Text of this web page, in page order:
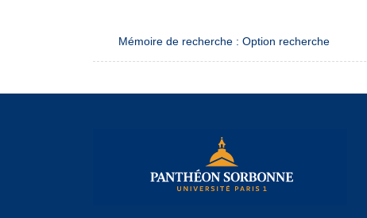
Mémoire de recherche : Option recherche